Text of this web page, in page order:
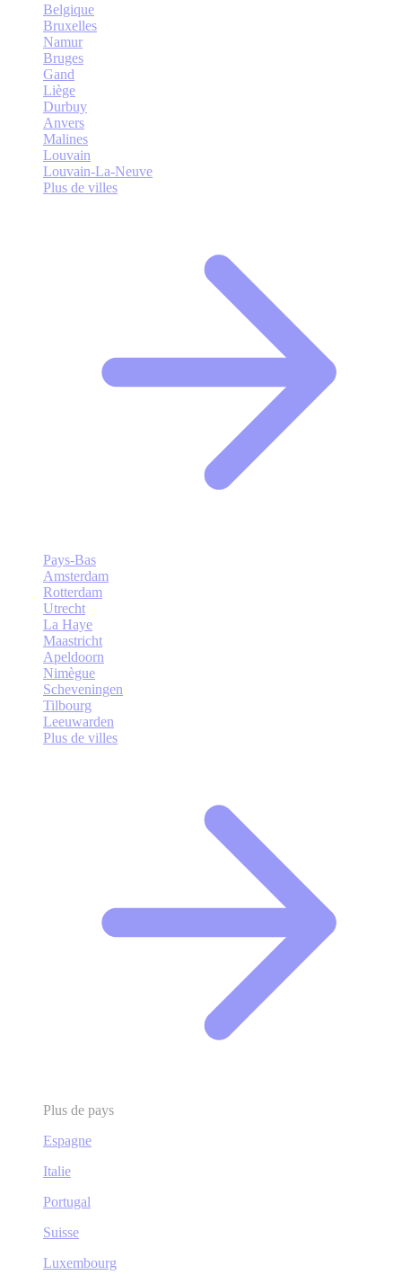
Belgique
Bruxelles
Namur
Bruges
Gand
Liège
Durbuy
Anvers
Malines
Louvain
Louvain-La-Neuve
Plus de villes
Pays-Bas
Amsterdam
Rotterdam
Utrecht
La Haye
Maastricht
Apeldoorn
Nimègue
Scheveningen
Tilbourg
Leeuwarden
Plus de villes
Plus de pays
Espagne
Italie
Portugal
Suisse
Luxembourg